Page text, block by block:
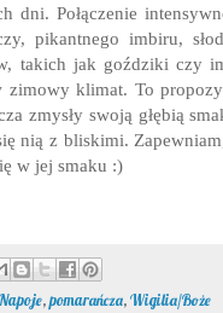
dni. Połączenie
pikantnego imbiru,
takich jak goździki czy
klimat. To
zmysły swoją głębią
nią z bliskimi.
w jej smaku :)
Napoje,pomarańcza,Wigilia/Boże